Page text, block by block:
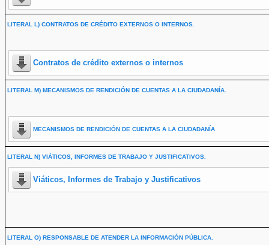
LITERAL L) CONTRATOS DE CRÉDITO EXTERNOS O INTERNOS.
Contratos de crédito externos o internos
LITERAL M) MECANISMOS DE RENDICIÓN DE CUENTAS A LA CIUDADANÍA.
MECANISMOS DE RENDICIÓN DE CUENTAS A LA CIUDADANÍA
LITERAL N) VIÁTICOS, INFORMES DE TRABAJO Y JUSTIFICATIVOS.
Viáticos, Informes de Trabajo y Justificativos
LITERAL O) RESPONSABLE DE ATENDER LA INFORMACIÓN PÚBLICA.